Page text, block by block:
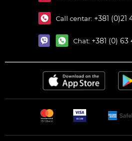
Call centar: +381 (0)21
Chat: +381 (0) 63